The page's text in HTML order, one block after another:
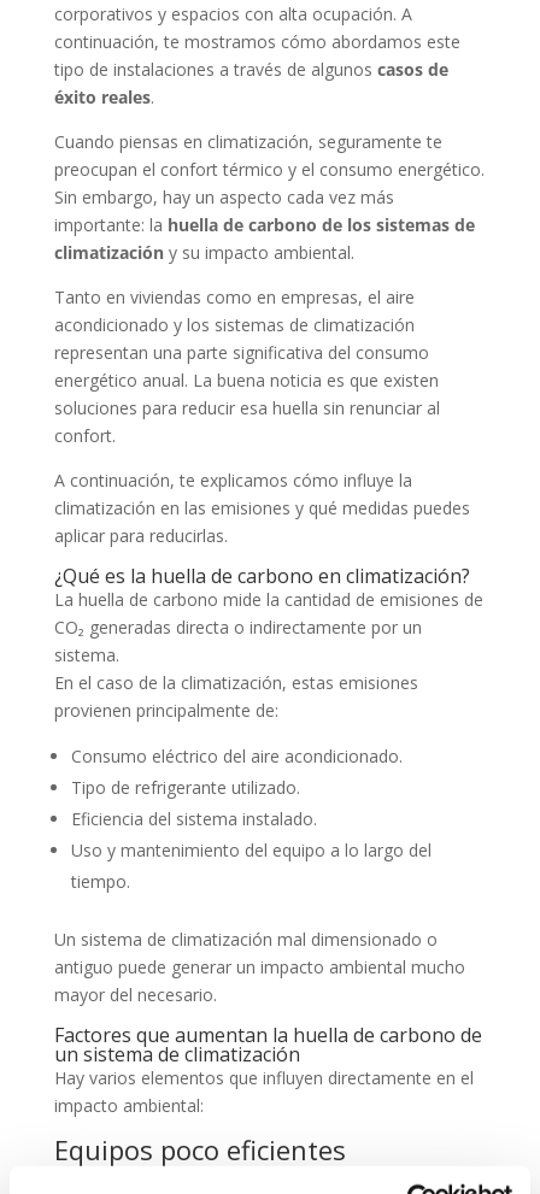
corporativos y espacios con alta ocupación. A
continuación, te mostramos cómo abordamos este
tipo de instalaciones a través de algunos casos de
éxito reales.
Cuando piensas en climatización, seguramente te
preocupan el confort térmico y el consumo energético.
Sin embargo, hay un aspecto cada vez más
importante: la huella de carbono de los sistemas de
climatizacióny su impacto ambiental.
Tanto en viviendas como en empresas, el aire
acondicionado y los sistemas de climatización
representan una parte significativa del consumo
energético anual. La buena noticia es que existen
soluciones para reducir esa huella sin renunciar al
confort.
A continuación, te explicamos cómo influye la
climatización en las emisiones y qué medidas puedes
aplicar para reducirlas.
¿Qué es la huella de carbono en climatización?
La huella de carbono mide la cantidad de emisiones de
CO₂ generadas directa o indirectamente por un
sistema.
En el caso de la climatización, estas emisiones
provienen principalmente de:
Consumo eléctrico del aire acondicionado.
Tipo de refrigerante utilizado.
Eficiencia del sistema instalado.
Uso y mantenimiento del equipo a lo largo del
tiempo.
Un sistema de climatización mal dimensionado o
antiguo puede generar un impacto ambiental mucho
mayor del necesario.
Factores que aumentan la huella de carbono de
un sistema de climatización
Hay varios elementos que influyen directamente en el
impacto ambiental:
Equipos poco eficientes
Los sistemas antiguos consumen más energía para